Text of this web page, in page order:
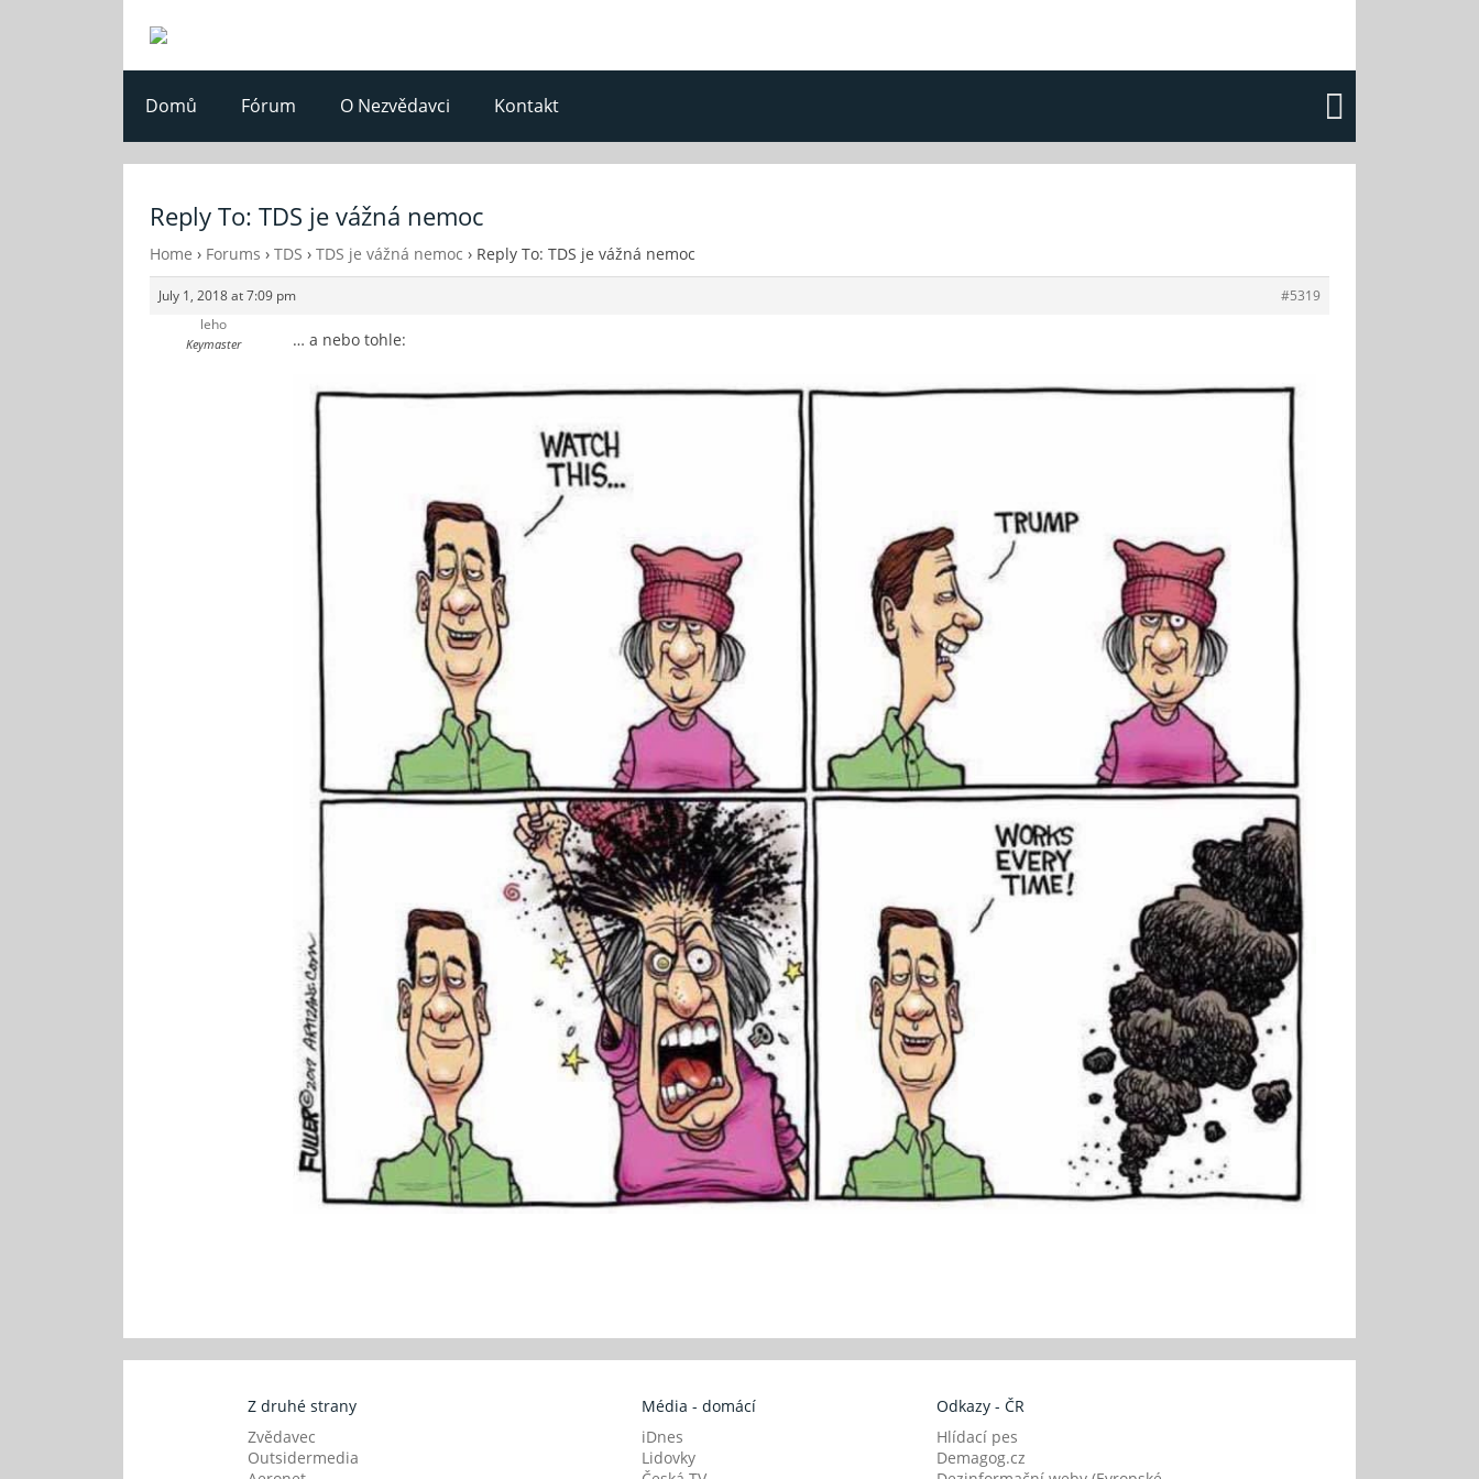
Domů Fórum O Nezvědavci Kontakt
Reply To: TDS je vážná nemoc
Home › Forums › TDS › TDS je vážná nemoc › Reply To: TDS je vážná nemoc
July 1, 2018 at 7:09 pm
#5319
leho
Keymaster … a nebo tohle:
Z druhé strany
Zvědavec
Outsidermedia
Média - domácí
iDnes
Lidovky
Odkazy - ČR
Hlídací pes
Demagog.cz